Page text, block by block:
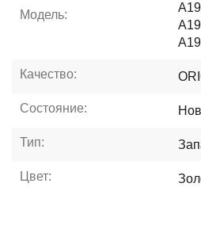
Модель:
Качество:
Состояние:
Тип:
Цвет: